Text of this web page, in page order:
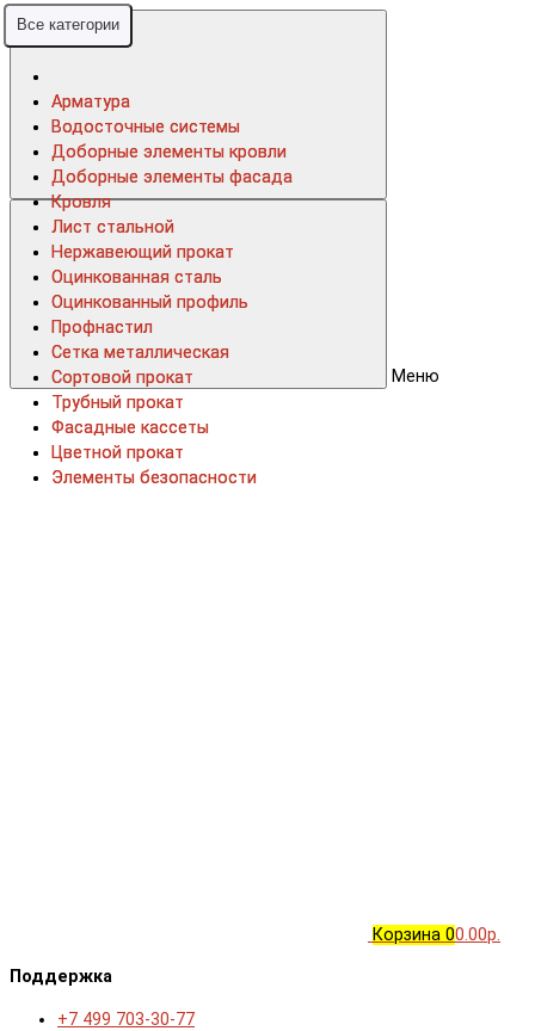
Меню
Корзина 00.00р.
Поддержка
+7 499 703-30-77
Все категории
Арматура
Водосточные системы
Доборные элементы кровли
Доборные элементы фасада
Кровля
Лист стальной
Нержавеющий прокат
Оцинкованная сталь
Оцинкованный профиль
Профнастил
Сетка металлическая
Сортовой прокат
Трубный прокат
Фасадные кассеты
Цветной прокат
Элементы безопасности
Все категории
Арматура
Водосточные системы
Доборные элементы кровли
Доборные элементы фасада
Кровля
Лист стальной
Нержавеющий прокат
Оцинкованная сталь
Оцинкованный профиль
Профнастил
Сетка металлическая
Сортовой прокат
Трубный прокат
Фасадные кассеты
Цветной прокат
Элементы безопасности